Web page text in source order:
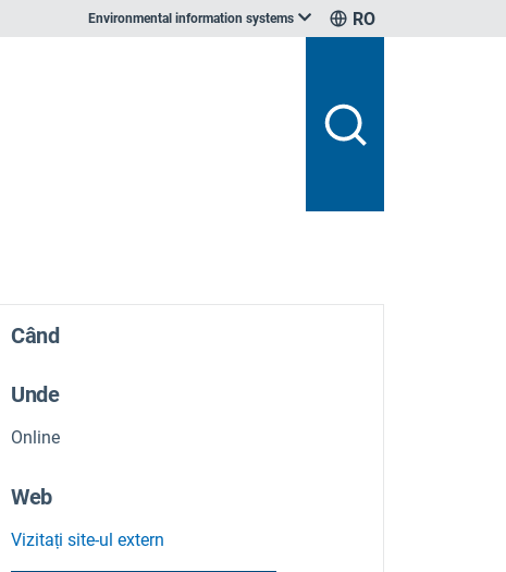
Environmental information systems RO
Când
Unde
Online
Web
Vizitați site-ul extern